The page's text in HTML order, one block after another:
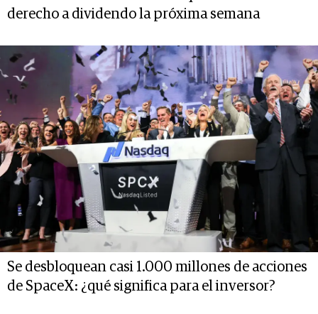
derecho a dividendo la próxima semana
Se desbloquean casi 1.000 millones de acciones
de SpaceX: ¿qué significa para el inversor?